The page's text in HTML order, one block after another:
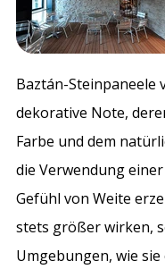
Baztán-Steinpaneele
dekorative Note,
Farbe und dem
die Verwendung
Gefühl von Weite
stets größer wirken,
Umgebungen, wie sie